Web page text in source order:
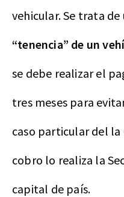
vehicular. Se trata de
“tenencia” de un
se debe realizar el
tres meses para
caso particular del la
cobro lo realiza la
capital de país.